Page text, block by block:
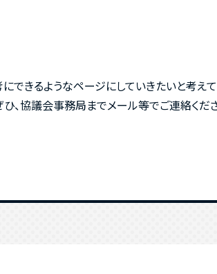
できるようなページにしていきたいと考えて
、協議会事務局までメール等でご連絡くだ